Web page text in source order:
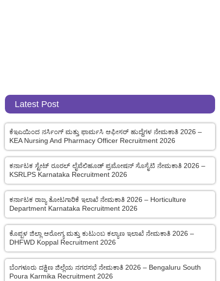
Latest Post
ಕೆಇಎಯಿಂದ ನರ್ಸಿಂಗ್ ಮತ್ತು ಫಾರ್ಮಸಿ ಆಫೀಸರ್ ಹುದ್ದೆಗಳ ನೇಮಕಾತಿ 2026 –
KEA Nursing And Pharmacy Officer Recruitment 2026
ಕರ್ನಾಟಕ ಸ್ಟೇಟ್ ರೂರಲ್ ಲೈವೆಲಿಹೂಡ್ ಪ್ರಮೋಷನ್ ಸೊಸೈಟಿ ನೇಮಕಾತಿ 2026 –
KSRLPS Karnataka Recruitment 2026
ಕರ್ನಾಟಕ ರಾಜ್ಯ ತೋಟಗಾರಿಕೆ ಇಲಾಖೆ ನೇಮಕಾತಿ 2026 – Horticulture
Department Karnataka Recruitment 2026
ಕೊಪ್ಪಳ ಜಿಲ್ಲಾ ಆರೋಗ್ಯ ಮತ್ತು ಕುಟುಂಬ ಕಲ್ಯಾಣ ಇಲಾಖೆ ನೇಮಕಾತಿ 2026 –
DHFWD Koppal Recruitment 2026
ಬೆಂಗಳೂರು ದಕ್ಷಿಣ ಜಿಲ್ಲೆಯ ನಗರಸಭೆ ನೇಮಕಾತಿ 2026 – Bengaluru South
Poura Karmika Recruitment 2026